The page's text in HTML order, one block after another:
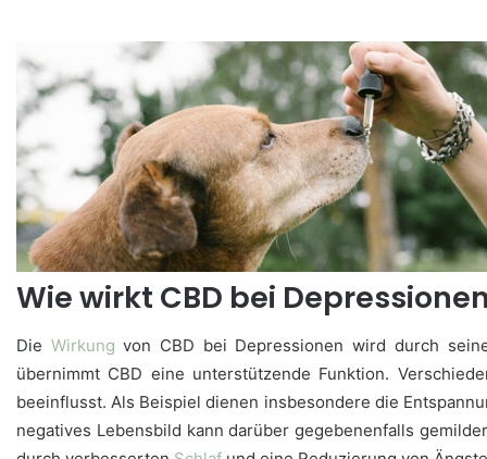
Wie wirkt CBD bei
Die Wirkung von CBD bei Depressionen wird durch
übernimmt CBD eine unterstützende Funktion.
beeinflusst. Als Beispiel dienen insbesondere die
negatives Lebensbild kann darüber gegebenenfalls